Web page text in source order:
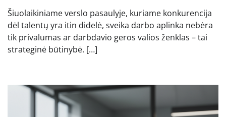
Šiuolaikiniame verslo pasaulyje, kuriame konkurencija
dėl talentų yra itin didelė, sveika darbo aplinka nebėra
tik privalumas ar darbdavio geros valios ženklas – tai
strateginė būtinybė. […]